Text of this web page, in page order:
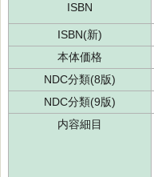
ISBN
ISBN(新)
本体価格
NDC分類(8版)
NDC分類(9版)
内容細目